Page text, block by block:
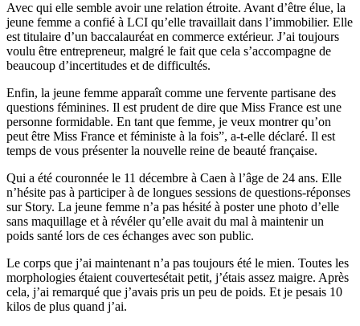
Avec qui elle semble avoir une relation étroite. Avant d’être élue, la
jeune femme a confié à LCI qu’elle travaillait dans l’immobilier. Elle
est titulaire d’un baccalauréat en commerce extérieur. J’ai toujours
voulu être entrepreneur, malgré le fait que cela s’accompagne de
beaucoup d’incertitudes et de difficultés.
Enfin, la jeune femme apparaît comme une fervente partisane des
questions féminines. Il est prudent de dire que Miss France est une
personne formidable. En tant que femme, je veux montrer qu’on
peut être Miss France et féministe à la fois”, a-t-elle déclaré. Il est
temps de vous présenter la nouvelle reine de beauté française.
Qui a été couronnée le 11 décembre à Caen à l’âge de 24 ans. Elle
n’hésite pas à participer à de longues sessions de questions-réponses
sur Story. La jeune femme n’a pas hésité à poster une photo d’elle
sans maquillage et à révéler qu’elle avait du mal à maintenir un
poids santé lors de ces échanges avec son public.
Le corps que j’ai maintenant n’a pas toujours été le mien. Toutes les
morphologies étaient couvertesétait petit, j’étais assez maigre. Après
cela, j’ai remarqué que j’avais pris un peu de poids. Et je pesais 10
kilos de plus quand j’ai.